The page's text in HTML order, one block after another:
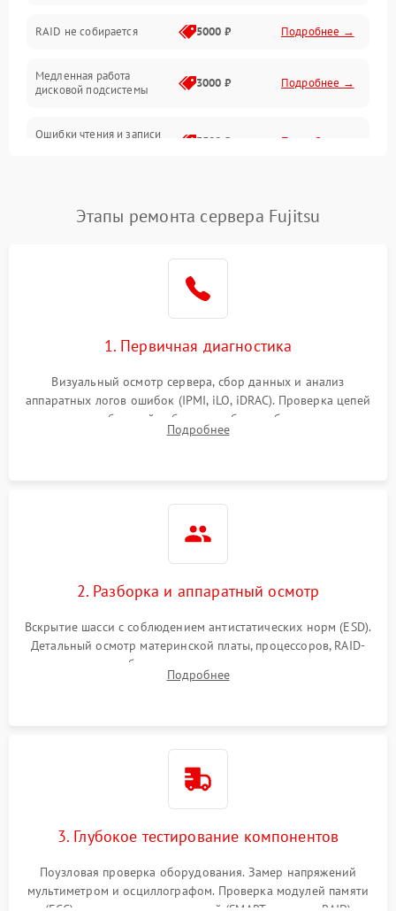
Контроллеры и интерфейсы
Виртуализация и сервисы
Программные сбои
Влага и внешные воздействия
RAID не собирается 5000 ₽ Подробнее →
Медленная работа
дисковой подсистемы
3000 ₽ Подробнее →
Ошибки чтения и записи
3500 ₽ Подробнее →
Этапы ремонта сервера Fujitsu
1. Первичная диагностика
Визуальный осмотр сервера, сбор данных и анализ
аппаратных логов ошибок (IPMI, iLO, iDRAC). Проверка цепей
питания и базовой работоспособности без вскрытия
корпуса для быстрой локализации сбоя.
Подробнее
2. Разборка и аппаратный осмотр
Вскрытие шасси с соблюдением антистатических норм (ESD).
Детальный осмотр материнской платы, процессоров, RAID-
контроллеров и блоков питания на наличие термических
повреждений, прогаров или окислений.
Подробнее
3. Глубокое тестирование компонентов
Поузловая проверка оборудования. Замер напряжений
мультиметром и осциллографом. Проверка модулей памяти